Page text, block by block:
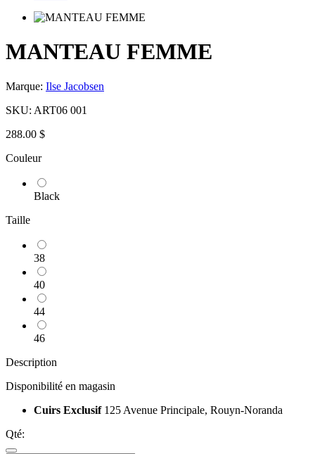
MANTEAU FEMME
Marque: Ilse Jacobsen
SKU: ART06 001
288.00 $
Couleur
Black
Taille
38
40
44
46
Description
Disponibilité en magasin
Cuirs Exclusif 125 Avenue Principale, Rouyn-Noranda
Qté: